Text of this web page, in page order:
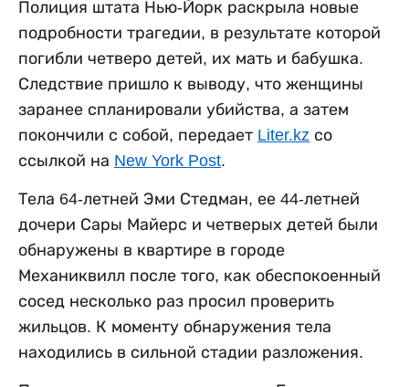
Полиция штата Нью-Йорк раскрыла новые
подробности трагедии, в результате которой
погибли четверо детей, их мать и бабушка.
Следствие пришло к выводу, что женщины
заранее спланировали убийства, а затем
покончили с собой, передает Liter.kz со
ссылкой на New York Post.
Тела 64-летней Эми Стедман, ее 44-летней
дочери Сары Майерс и четверых детей были
обнаружены в квартире в городе
Механиквилл после того, как обеспокоенный
сосед несколько раз просил проверить
жильцов. К моменту обнаружения тела
находились в сильной стадии разложения.